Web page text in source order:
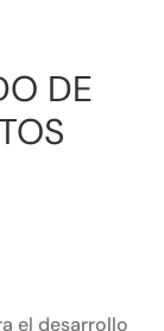
DE
el desarrollo